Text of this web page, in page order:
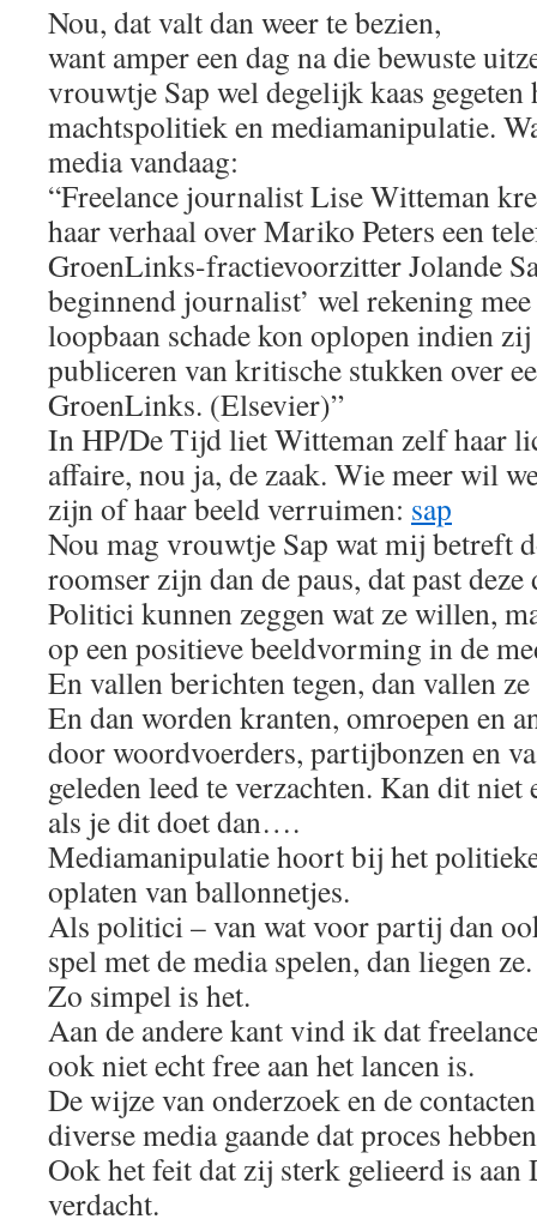
Nou, dat valt dan weer te bezien,
want amper een dag na die bewuste
vrouwtje Sap wel degelijk kaas gegeten
machtspolitiek en mediamanipulatie.
media vandaag:
“Freelance journalist Lise Witteman
haar verhaal over Mariko Peters een
GroenLinks-fractievoorzitter Jolande
beginnend journalist’ wel rekening
loopbaan schade kon oplopen indien
publiceren van kritische stukken over
GroenLinks. (Elsevier)”
In HP/De Tijd liet Witteman zelf haar
affaire, nou ja, de zaak. Wie meer wil
zijn of haar beeld verruimen: sap
Nou mag vrouwtje Sap wat mij betreft
roomser zijn dan de paus, dat past deze
Politici kunnen zeggen wat ze willen,
op een positieve beeldvorming in de
En vallen berichten tegen, dan vallen
En dan worden kranten, omroepen en
door woordvoerders, partijbonzen en
geleden leed te verzachten. Kan dit niet
als je dit doet dan….
Mediamanipulatie hoort bij het
oplaten van ballonnetjes.
Als politici – van wat voor partij dan
spel met de media spelen, dan liegen ze.
Zo simpel is het.
Aan de andere kant vind ik dat
ook niet echt free aan het lancen is.
De wijze van onderzoek en de
diverse media gaande dat proces
Ook het feit dat zij sterk gelieerd is
verdacht.